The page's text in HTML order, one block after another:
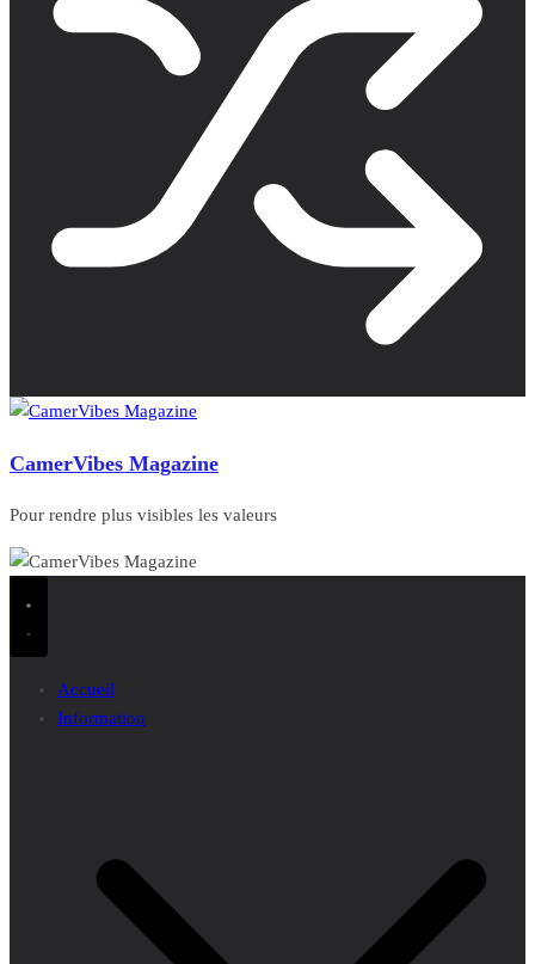
CamerVibes Magazine
Pour rendre plus visibles les valeurs
Accueil
Information